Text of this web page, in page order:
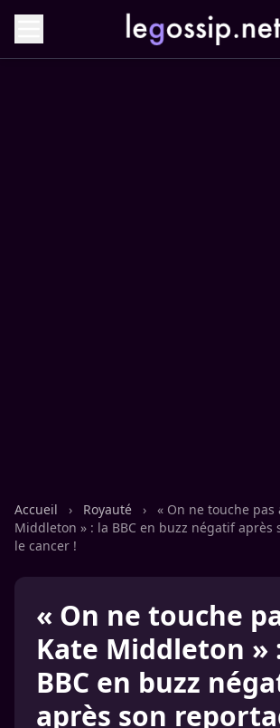
Accueil › Royauté ›
« On ne touche pas
Middleton » : la BBC en buzz négatif après
le cancer !
« On ne touche
Kate Middleton »
BBC en buzz
après son